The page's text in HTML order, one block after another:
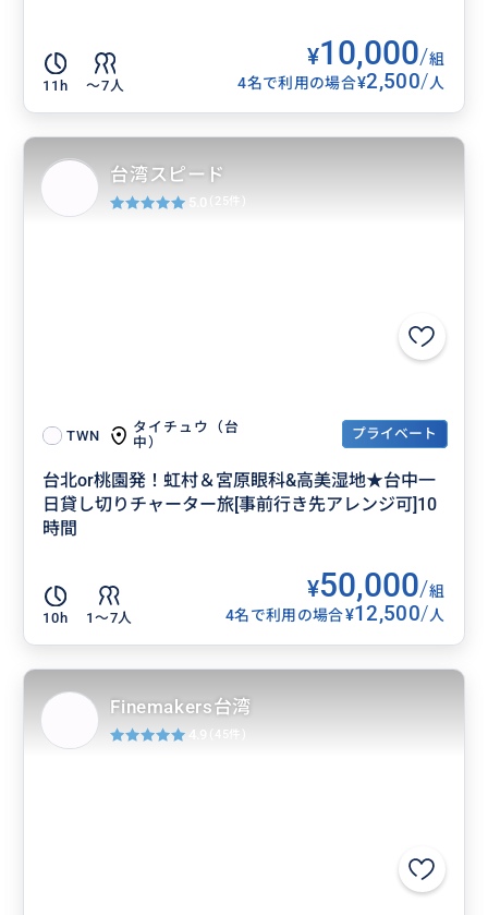
11h 〜7人
¥10,000/組
4名で利用の場合¥2,500/人
TWN
タイチュウ（台
中）
プライベート
台北or桃園発！虹村＆宮原眼科&高美湿地★台中一
日貸し切りチャーター旅[事前行き先アレンジ可]10
時間
10h 1〜7人
¥50,000/組
4名で利用の場合¥12,500/人
台湾スピード
5.0 (25件)
Finemakers台湾
4.9 (45件)